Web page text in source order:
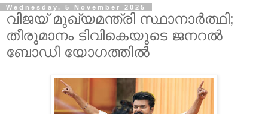
Wednesday, 5 November 2025
വിജയ് മുഖ്യമന്ത്രി സ്ഥാനാർത്ഥി;
തീരുമാനം ടിവികെയുടെ ജനറൽ
ബോഡി യോഗത്തിൽ